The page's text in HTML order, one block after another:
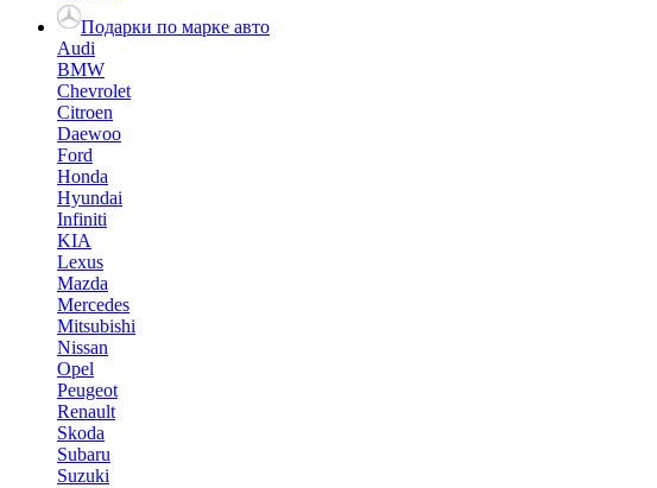
Подарки по марке авто
Audi
BMW
Chevrolet
Citroen
Daewoo
Ford
Honda
Hyundai
Infiniti
KIA
Lexus
Mazda
Mercedes
Mitsubishi
Nissan
Opel
Peugeot
Renault
Skoda
Subaru
Suzuki